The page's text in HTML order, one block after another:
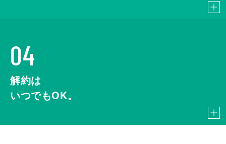
04
解約は
いつでもOK。